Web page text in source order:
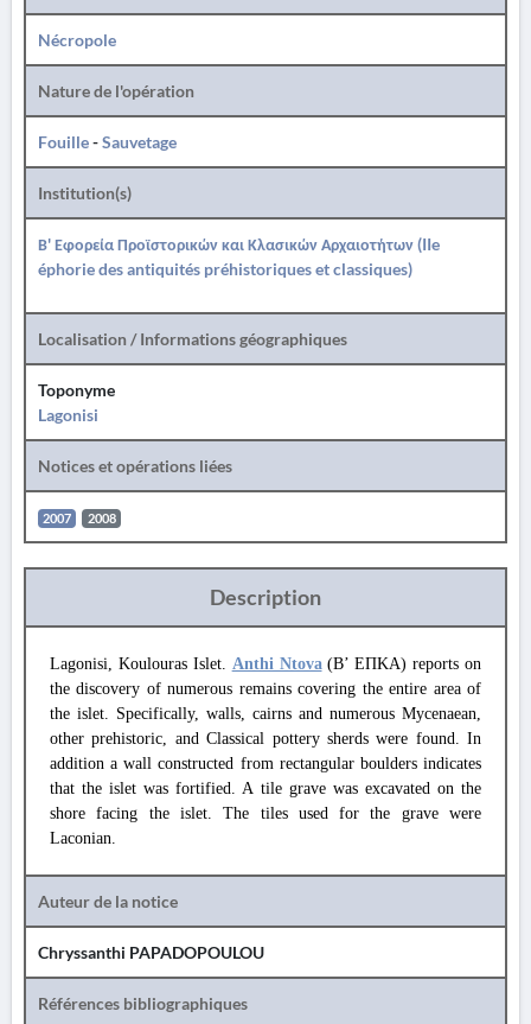
Nécropole
Nature de l'opération
Fouille-Sauvetage
Institution(s)
Β' Εφορεία Προϊστορικών και Κλασικών Αρχαιοτήτων (IIe
éphorie des antiquités préhistoriques et classiques)
Localisation / Informations géographiques
Toponyme
Lagonisi
Notices et opérations liées
2007 2008
Description
Lagonisi, Koulouras Islet. Anthi Ntova(B’ ΕΠΚΑ) reports on
the discovery of numerous remains covering the entire area of
the islet. Specifically, walls, cairns and numerous Mycenaean,
other prehistoric, and Classical pottery sherds were found. In
addition a wall constructed from rectangular boulders indicates
that the islet was fortified. A tile grave was excavated on the
shore facing the islet. The tiles used for the grave were
Laconian.
Auteur de la notice
Chryssanthi PAPADOPOULOU
Références bibliographiques